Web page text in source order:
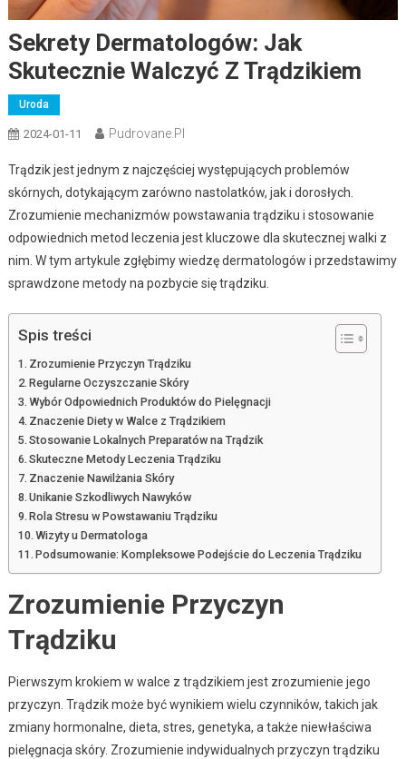
Sekrety Dermatologów: Jak
Skutecznie Walczyć Z Trądzikiem
Uroda
2024-01-11 Pudrovane.pl
Trądzik jest jednym z najczęściej występujących problemów
skórnych, dotykającym zarówno nastolatków, jak i dorosłych.
Zrozumienie mechanizmów powstawania trądziku i stosowanie
odpowiednich metod leczenia jest kluczowe dla skutecznej walki z
nim. W tym artykule zgłębimy wiedzę dermatologów i przedstawimy
sprawdzone metody na pozbycie się trądziku.
Spis treści
Zrozumienie Przyczyn Trądziku
Regularne Oczyszczanie Skóry
Wybór Odpowiednich Produktów do Pielęgnacji
Znaczenie Diety w Walce z Trądzikiem
Stosowanie Lokalnych Preparatów na Trądzik
Skuteczne Metody Leczenia Trądziku
Znaczenie Nawilżania Skóry
Unikanie Szkodliwych Nawyków
Rola Stresu w Powstawaniu Trądziku
Wizyty u Dermatologa
Podsumowanie: Kompleksowe Podejście do Leczenia Trądziku
Zrozumienie Przyczyn
Trądziku
Pierwszym krokiem w walce z trądzikiem jest zrozumienie jego
przyczyn. Trądzik może być wynikiem wielu czynników, takich jak
zmiany hormonalne, dieta, stres, genetyka, a także niewłaściwa
pielęgnacja skóry. Zrozumienie indywidualnych przyczyn trądziku